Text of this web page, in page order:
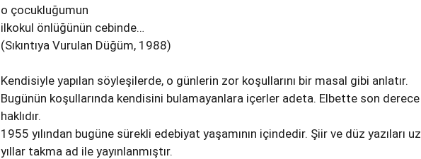
o çocukluğumun
ilkokul önlüğünün cebinde…
(Sıkıntıya Vurulan Düğüm, 1988)
Kendisiyle yapılan söyleşilerde, o günlerin zor koşullarını bir masal gibi anlatır.
Bugünün koşullarında kendisini bulamayanlara içerler adeta. Elbette son derece
haklıdır.
1955 yılından bugüne sürekli edebiyat yaşamının içindedir. Şiir ve düz yazıları
yıllar takma ad ile yayınlanmıştır.